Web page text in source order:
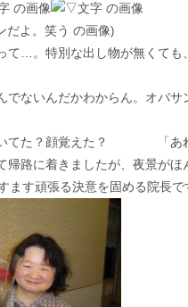
)
て…。特別な出し物が無くても
でないんだかわからん。オバ
いてた？顔覚えた？ 「あれ
帰路に着きましたが、夜景がほ
ます頑張る決意を固める院長で